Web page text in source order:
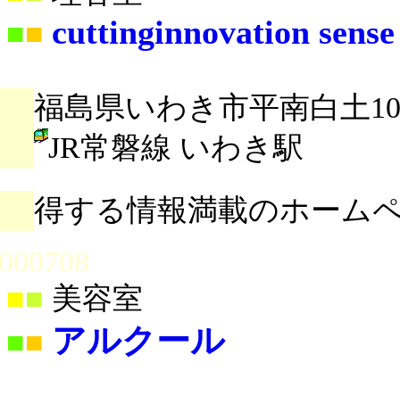
■■ cuttinginnovation sense
福島県いわき市平南白土
JR常磐線 いわき駅
得する情報満載のホーム
■ 美容室
■■ アルクール